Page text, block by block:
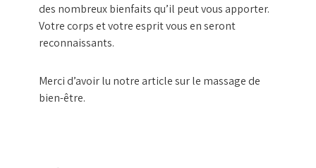
des nombreux bienfaits qu’il peut vous apporter.
Votre corps et votre esprit vous en seront
reconnaissants.
Merci d’avoir lu notre article sur le massage de
bien-être.